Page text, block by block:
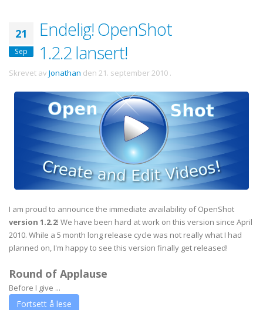
21
Sep
Endelig! OpenShot
1.2.2 lansert!
Skrevet av Jonathan den 21. september 2010 .
I am proud to announce the immediate availability of OpenShot
version 1.2.2! We have been hard at work on this version since April
2010. While a 5 month long release cycle was not really what I had
planned on, I'm happy to see this version finally get released!
Round of Applause
Before I give ...
Fortsett å lese